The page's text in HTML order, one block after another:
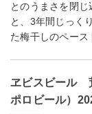
とのうまさを閉
と、3年間じっく
た梅干しのペー
ヱビスビール
ポロビール）